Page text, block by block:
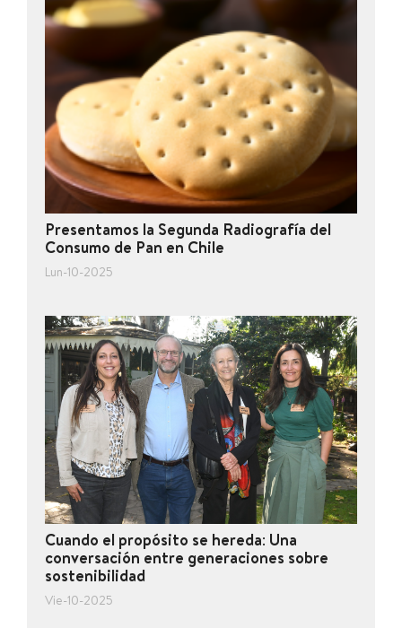
Presentamos la Segunda Radiografía del
Consumo de Pan en Chile
Lun-10-2025
Cuando el propósito se hereda: Una
conversación entre generaciones sobre
sostenibilidad
Vie-10-2025